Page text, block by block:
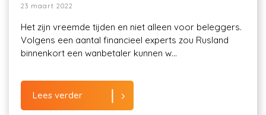
23 maart 2022
Het zijn vreemde tijden en niet alleen voor beleggers.
Volgens een aantal financieel experts zou Rusland
binnenkort een wanbetaler kunnen w...
Lees verder